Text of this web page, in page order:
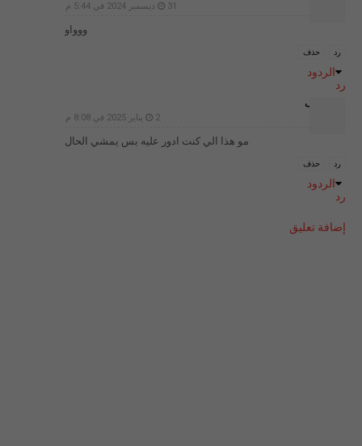
31 ديسمبر 2024 في 5:44 م
ووواو
رد حذف
الردود
رد
غير معرف
2 يناير 2025 في 8:08 م
مو هذا الي كنت ادور عليه بس يمشي الحال
رد حذف
الردود
رد
إضافة تعليق